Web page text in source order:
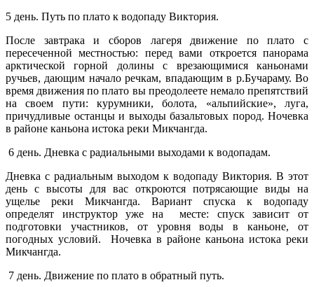
5 день. Путь по плато к водопаду Виктория.
После завтрака и сборов лагеря движение по плато с
пересеченной местностью: перед вами откроется панорама
арктической горной долины с врезающимися каньонами
ручьев, дающим начало речкам, впадающим в р.Бучараму. Во
время движения по плато вы преодолеете немало препятствий
на своем пути: курумники, болота, «альпийские», луга,
причудливые останцы и выходы базальтовых пород. Ночевка
в районе каньона истока реки Микчангда.
6 день. Дневка с радиальными выходами к водопадам.
Дневка с радиальным выходом к водопаду Виктория. В этот
день с высоты для вас откроются потрясающие виды на
ущелье реки Микчангда. Вариант спуска к водопаду
определят инструктор уже на месте: спуск зависит от
подготовки участников, от уровня воды в каньоне, от
погодных условий. Ночевка в районе каньона истока реки
Микчангда.
7 день. Движение по плато в обратный путь.